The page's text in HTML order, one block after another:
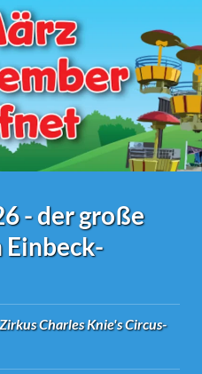
- der große
Zirkus Charles Knie's Circus-